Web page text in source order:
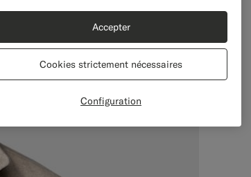
Configuration
Cookies strictement nécessaires
Accepter